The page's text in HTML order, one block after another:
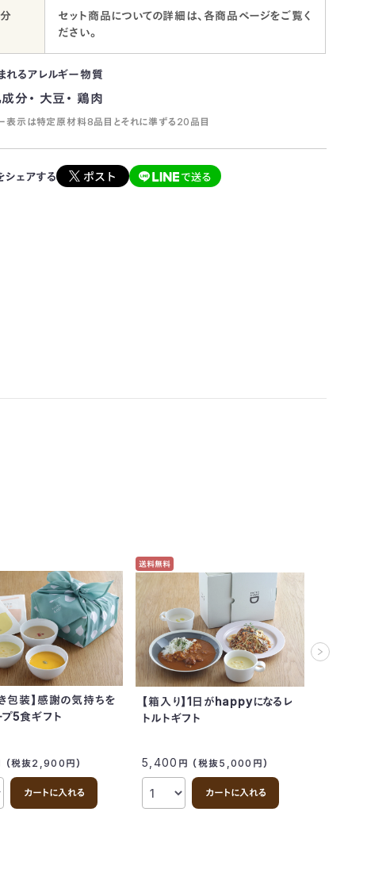
セット商品についての詳細は、各商品ページをご覧く
ださい。
れるアレルギー物質
分・ 大豆・ 鶏肉
表示は特定原材料8品目とそれに準ずる20品目
シェアする
き包装】感謝の気持ちを
プ5食ギフト
（税抜2,900 円）
カートに入れる
送料無料
【箱入り】1日がhappyになるレ
トルトギフト
5,400 円 （税抜5,000 円）
カートに入れる